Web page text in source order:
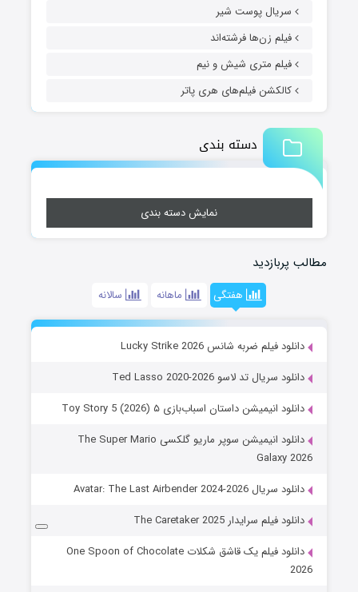
سریال پوست شیر
فیلم زن‌ها فرشته‌اند
فیلم متری شیش و نیم
کالکشن فیلم‌های هری پاتر
دسته بندی
نمایش دسته بندی
مطالب پربازدید
هفتگی ماهانه سالانه
دانلود فیلم ضربه شانس Lucky Strike 2026
دانلود سریال تد لاسو Ted Lasso 2020-2026
دانلود انیمیشن داستان اسباب‌بازی ۵ Toy Story 5 (2026)
دانلود انیمیشن سوپر ماریو گلکسی The Super Mario
Galaxy 2026
دانلود سریال Avatar: The Last Airbender 2024-2026
دانلود فیلم سرایدار The Caretaker 2025
دانلود فیلم یک قاشق شکلات One Spoon of Chocolate
2026